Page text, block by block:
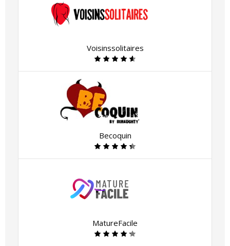
Voisinssolitaires
Becoquin
MatureFacile